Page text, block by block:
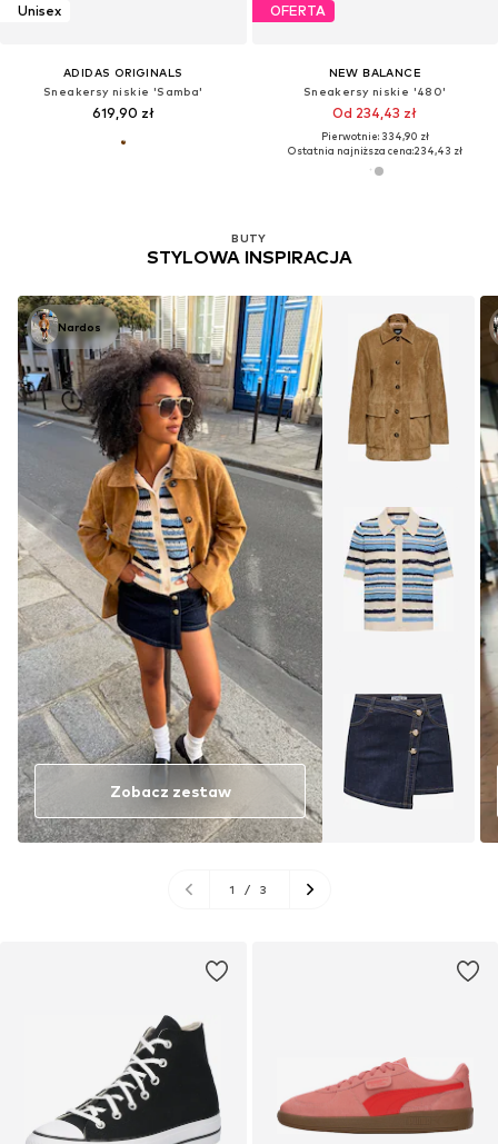
Unisex
ADIDAS ORIGINALS
Sneakersy niskie 'Samba'
619,90 zł
OFERTA
NEW BALANCE
Sneakersy niskie '480'
Od 234,43 zł
Pierwotnie: 334,90 zł
Ostatnia najniższa cena:234,43 zł
BUTY
STYLOWA INSPIRACJA
Nardos
Zobacz zestaw
1 / 3